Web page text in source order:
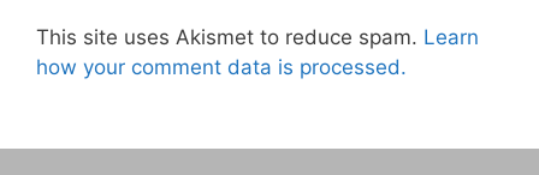
This site uses Akismet to reduce spam. Learn
how your comment data is processed.